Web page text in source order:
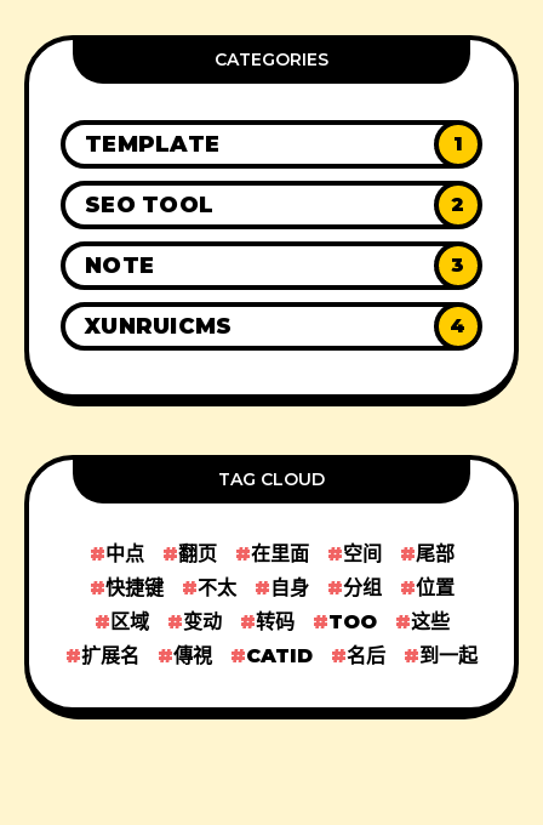
CATEGORIES
TEMPLATE 1
SEO TOOL 2
NOTE 3
XUNRUICMS 4
TAG CLOUD
中点 翻页 在里面 空间
尾部
快捷键
不太 自身 分组
位置
区域
变动 转码 TOO
这些
扩展名
傳視 CATID 名后 到一起